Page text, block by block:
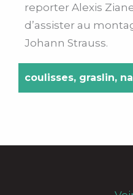
reporter Alexis
d’assister au
Johann Strauss.
coulisses, graslin,